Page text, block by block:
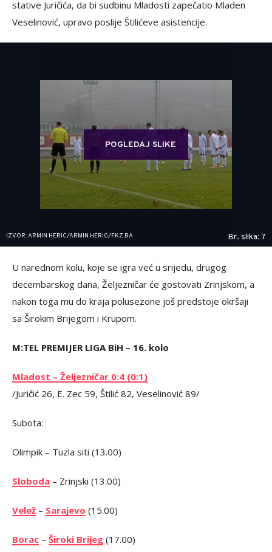
stative Juričića, da bi sudbinu Mladosti zapečatio Mladen
Veselinović, upravo poslije Štilićeve asistencije.
POGLEDAJ SLIKE
IZVOR: ARMIN HERIC/ARMIN HERIC/FKZ.BA Br. slika: 7
U narednom kolu, koje se igra već u srijedu, drugog
decembarskog dana, Željezničar će gostovati Zrinjskom, a
nakon toga mu do kraja polusezone još predstoje okršaji
sa Širokim Brijegom i Krupom.
M:TEL PREMIJER LIGA BiH – 16. kolo
Mladost – Željezničar 0:4 (0:1)
/Juričić 26, E. Zec 59, Štilić 82, Veselinović 89/
Subota:
Olimpik – Tuzla siti (13.00)
Sloboda – Zrinjski (13.00)
Velež – Sarajevo (15.00)
Borac – Široki Brijeg (17.00)